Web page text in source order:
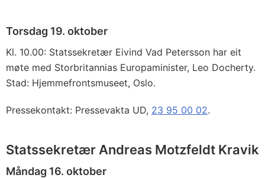
Torsdag 19. oktober
Kl. 10.00: Statssekretær Eivind Vad Petersson har eit
møte med Storbritannias Europaminister, Leo Docherty.
Stad: Hjemmefrontsmuseet, Oslo.
Pressekontakt: Pressevakta UD, 23 95 00 02.
Statssekretær Andreas Motzfeldt Kravik
Måndag 16. oktober